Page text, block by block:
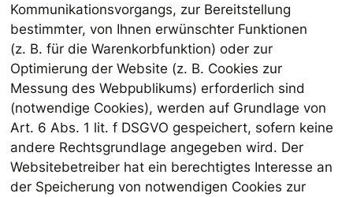
Kommunikationsvorgangs, zur Bereitstellung
bestimmter, von Ihnen erwünschter Funktionen
(z. B. für die Warenkorbfunktion) oder zur
Optimierung der Website (z. B. Cookies zur
Messung des Webpublikums) erforderlich sind
(notwendige Cookies), werden auf Grundlage von
Art. 6 Abs. 1 lit. f DSGVO gespeichert, sofern keine
andere Rechtsgrundlage angegeben wird. Der
Websitebetreiber hat ein berechtigtes Interesse an
der Speicherung von notwendigen Cookies zur